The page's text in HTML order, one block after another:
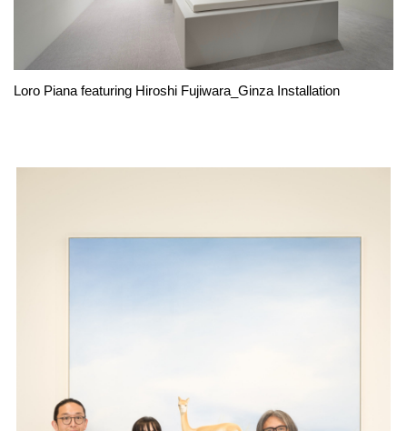
Loro Piana featuring Hiroshi Fujiwara_Ginza Installation